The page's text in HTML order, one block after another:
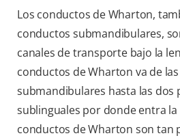
Los conductos de Wharton,
conductos submandibulares,
canales de transporte bajo la
conductos de Wharton va de
submandibulares hasta las dos
sublinguales por donde entra la
conductos de Wharton son tan